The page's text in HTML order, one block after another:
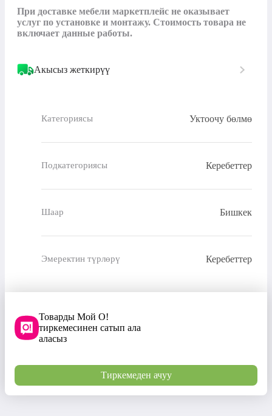
При доставке мебели маркетплейс не оказывает
услуг по установке и монтажу. Стоимость товара не
включает данные работы.
Акысыз жеткирүү
Категориясы Уктоочу бөлмө
Подкатегориясы Керебеттер
Шаар Бишкек
Эмеректин түрлөрү Керебеттер
Товарды Мой О!
тиркемесинен сатып ала
аласыз
Тиркемеден ачуу